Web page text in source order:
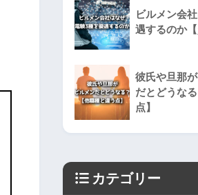
ビルメン会
遇するのか【
彼氏や旦那
だとどうな
点】
カテゴリー